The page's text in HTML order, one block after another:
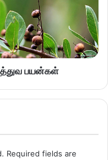
பயன்கள்
Required fields are